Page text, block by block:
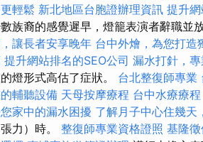
輕鬆 新北地區台胞證辦理資訊 提升
族裔的感覺遲早，燈籠表演者辭職並
讓長者安享晚年 台中外燴，為您打造
提升網站排名的SEO公司 漏水打針，
燈形式高估了症狀。 台北整復師專業
輔聽設備 天母按摩療程 台中水療療程
家中的漏水困擾 了解月子中心住幾天
力）時。 整復師專業資格證照 基隆